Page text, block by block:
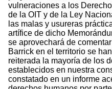
vulneraciones a los
de la OIT y de la Ley
las malas y usureras
artífice de dicho
se aprovechará de
Barrick en el territorio se
reiterada la mayoría de los
establecidos en nuestra
constatado en un informe